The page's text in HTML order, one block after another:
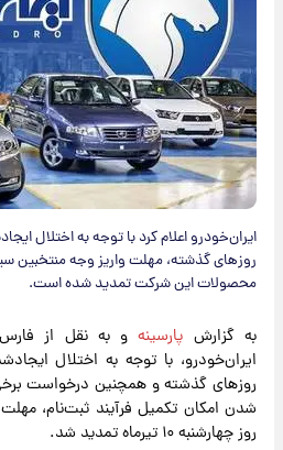
ایران‌خودرو اعلام کرد با توجه به اختلال
روزهای گذشته، مهلت واریز وجه منتخبین
محصولات این شرکت تمدید شده است.
به گزارش پارسینهو به نقل از
ایران‌خودرو، با توجه به اختلال
روزهای گذشته و همچنین درخواست
شدن امکان تکمیل فرآیند ثبت‌نام، مهلت
روز چهارشنبه ۱۰ تیرماه تمدید شد.